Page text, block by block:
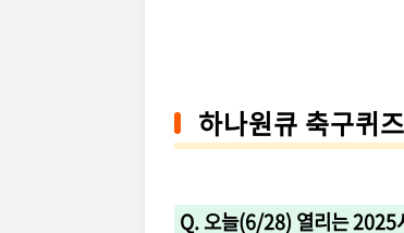
하나원큐 축구퀴
Q. 오늘(6/28) 열리는 2025